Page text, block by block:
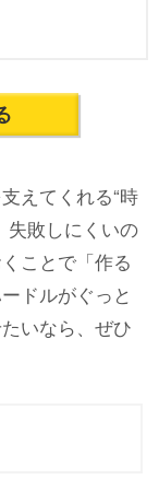
えてくれる“時
失敗しにくいの
ことで「作る
ドルがぐっと
いなら、ぜひ